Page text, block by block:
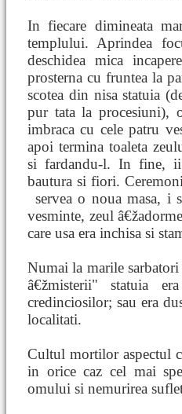
In fiecare dimineata
templului. Aprindea
deschidea mica
prosterna cu fruntea la
scotea din nisa statuia
pur tata la procesiuni),
imbraca cu cele patru
apoi termina toaleta
si fardandu-l. In fine, ii
bautura si fiori.
servea o noua masa, i
vesminte, zeul
care usa era inchisa si
Numai la marile sarbatori
â€žmisterii" statuia
credinciosilor; sau era
localitati.
Cultul mortilor aspectul
in orice caz cel mai
omului si nemurirea